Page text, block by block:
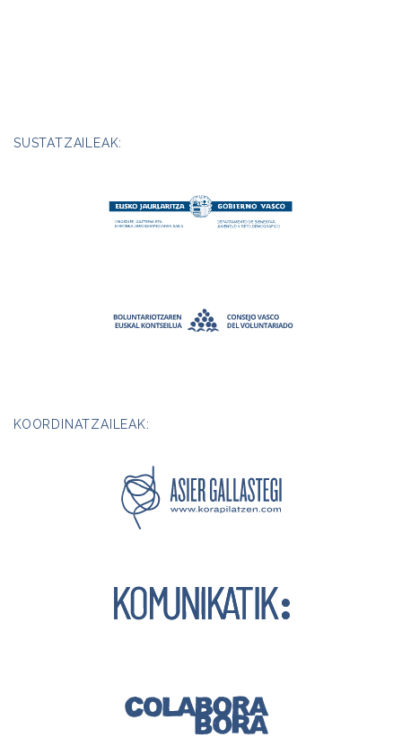
SUSTATZAILEAK:
KOORDINATZAILEAK: